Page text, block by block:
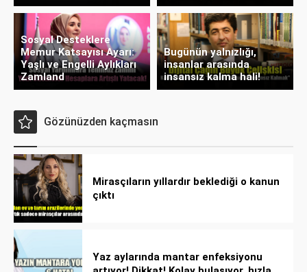
Sosyal Desteklere
Memur Katsayısı Ayarı:
Yaşlı ve Engelli Aylıkları
Zamland
Bugünün yalnızlığı,
insanlar arasında
insansız kalma hali!
Gözünüzden kaçmasın
Mirasçıların yıllardır beklediği o kanun
çıktı
Yaz aylarında mantar enfeksiyonu